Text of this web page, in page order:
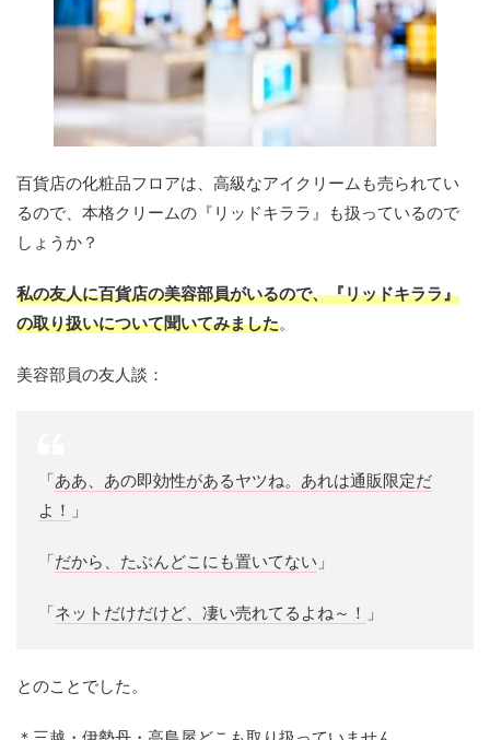
百貨店の化粧品フロアは、高級なアイクリームも売られてい
るので、本格クリームの『リッドキララ』も扱っているので
しょうか？
私の友人に百貨店の美容部員がいるので、『リッドキララ』
の取り扱いについて聞いてみました。
美容部員の友人談：
「ああ、あの即効性があるヤツね。あれは通販限定だ
よ！ 」
「だから、たぶんどこにも置いてない 」
「ネットだけだけど、凄い売れてるよね～！ 」
とのことでした。